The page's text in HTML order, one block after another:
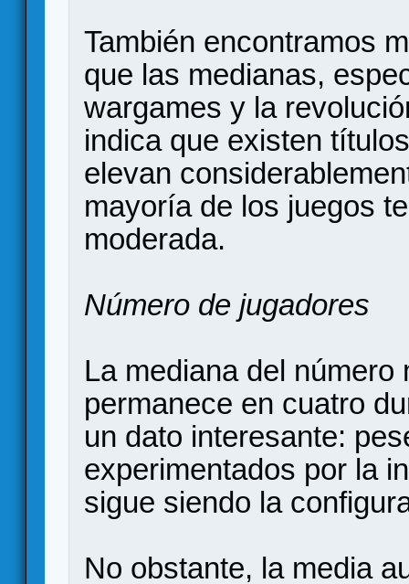
También encontramos
que las medianas,
wargames y la
indica que existen
elevan
mayoría de los juegos
moderada.
Número de jugadores
La mediana del
permanece en cuatro
un dato interesante:
experimentados por la
sigue siendo la
No obstante, la media